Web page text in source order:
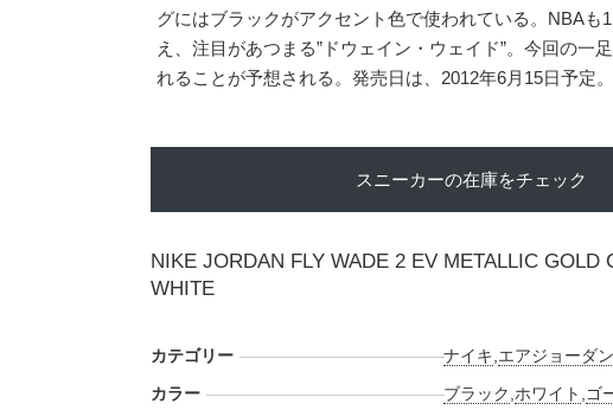
グにはブラックがアクセント色で使われている。NBAも
え、注目があつまる”ドウェイン・ウェイド”。今回の一
れることが予想される。発売日は、2012年6月15日予定。
スニーカーの在庫をチェック
NIKE JORDAN FLY WADE 2 EV METALLIC GOLD
WHITE
カテゴリー ナイキ エアジョーダン
カラー
ブラック ホワイト ゴ